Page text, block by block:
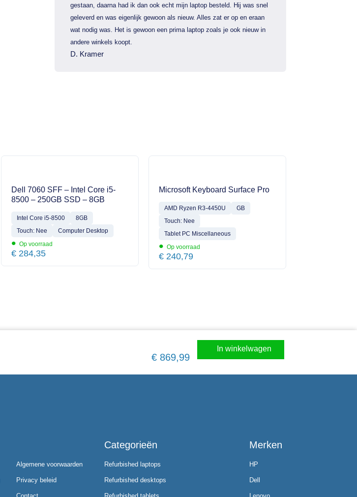
gestaan, daarna had ik dan ook echt mijn laptop besteld. Hij was snel
geleverd en was eigenlijk gewoon als nieuw. Alles zat er op en eraan
wat nodig was. Het is gewoon een prima laptop zoals je ook nieuw in
andere winkels koopt.
D. Kramer
Dell 7060 SFF – Intel Core i5-
8500 – 250GB SSD – 8GB
Intel Core i5-8500
8GB
Touch: Nee
Computer Desktop
• Op voorraad
€ 284,35
Microsoft Keyboard Surface Pro
AMD Ryzen R3-4450U
GB
Touch: Nee
Tablet PC Miscellaneous
• Op voorraad
€ 240,79
€ 869,99
In winkelwagen
Algemene voorwaarden
Privacy beleid
Categorieën
Refurbished laptops
Refurbished desktops
Merken
HP
Dell